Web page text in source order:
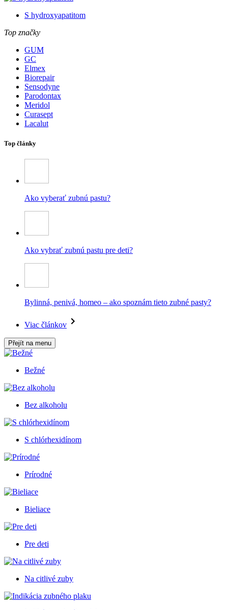
S hydroxyapatitom
Top značky
GUM
GC
Elmex
Biorepair
Sensodyne
Parodontax
Meridol
Curasept
Lacalut
Top články
Ako vyberať zubnú pastu?
Ako vybrať zubnú pastu pre deti?
Bylinná, penivá, homeo – ako spoznám tieto zubné pasty?
Viac článkov
Přejít na menu
Bežné
Bez alkoholu
S chlórhexidínom
Prírodné
Bieliace
Pre deti
Na citlivé zuby